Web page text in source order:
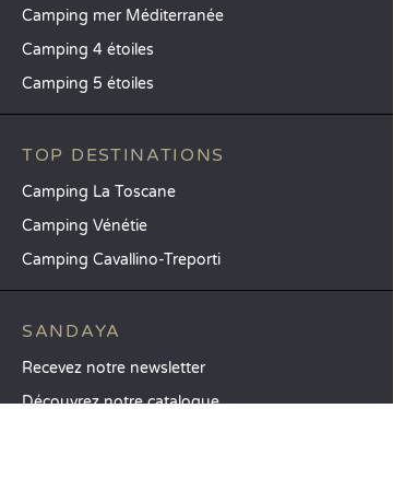
Camping mer Méditerranée
Camping 4 étoiles
Camping 5 étoiles
TOP DESTINATIONS
Camping La Toscane
Camping Vénétie
Camping Cavallino-Treporti
SANDAYA
Recevez notre newsletter
Découvrez notre catalogue